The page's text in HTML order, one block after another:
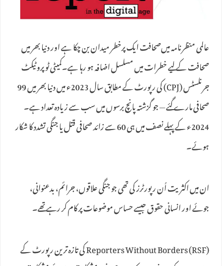
عالمی منظرنامہ میں‌صحافت ایک پرخطر میدان بن چکا ہے اور دنیا بھر میں
صحافت کے لیے خطرات میں مسلسل اضافہ ہو رہا ہے۔کمیٹی ٹو پروٹیکٹ
جرنلسٹس (CPJ) کی رپورٹ کے مطابق سال 2023ء میں دنیا بھر میں 99
صحافی مارے گئے — جو گزشتہ پانچ برسوں میں سب سے زیادہ تعداد ہے۔
2024ء کے پہلے نصف میں ہی 60 سے زائد صحافی قتل یا جنگی تشدد کا شکار
ہوئے۔
ان میں اکثریت اُن رپورٹرز کی تھی جو جنگی علاقوں، جرائم، بدعنوانی،
جوئے اور انسانی حقوق جیسے حساس موضوعات پر کام کر رہے تھے۔
Reporters Without Borders (RSF) کی تازہ ترین رپورٹ کے